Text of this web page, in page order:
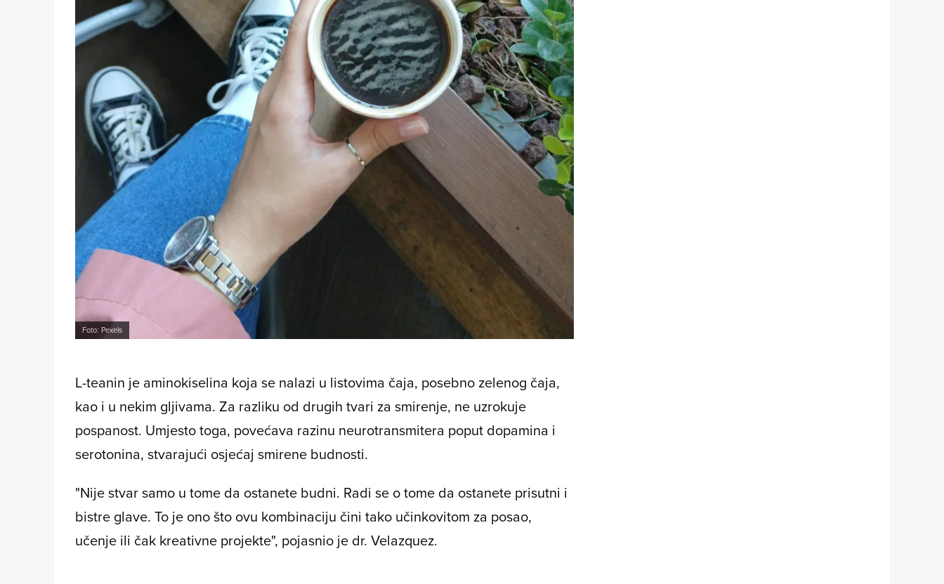
Foto: Pexels
L-teanin je aminokiselina koja se nalazi u listovima čaja, posebno zelenog čaja,
kao i u nekim gljivama. Za razliku od drugih tvari za smirenje, ne uzrokuje
pospanost. Umjesto toga, povećava razinu neurotransmitera poput dopamina i
serotonina, stvarajući osjećaj smirene budnosti.
"Nije stvar samo u tome da ostanete budni. Radi se o tome da ostanete prisutni i
bistre glave. To je ono što ovu kombinaciju čini tako učinkovitom za posao,
učenje ili čak kreativne projekte", pojasnio je dr. Velazquez.